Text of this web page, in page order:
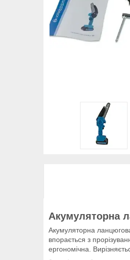
Акумуляторна
Акумуляторна
впорається з
ергономічна.